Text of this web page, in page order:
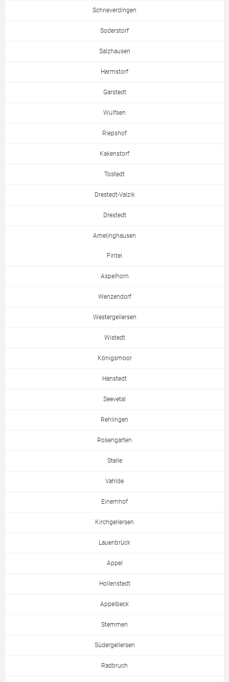
Schneverdingen
Soderstorf
Salzhausen
Harmstorf
Garstedt
Wulfsen
Riepshof
Kakenstorf
Tostedt
Drestedt-Valzik
Drestedt
Amelinghausen
Fintel
Aspelhorn
Wenzendorf
Westergellersen
Wistedt
Königsmoor
Hanstedt
Seevetal
Rehlingen
Rosengarten
Stelle
Vahlde
Einemhof
Kirchgellersen
Lauenbrück
Appel
Hollenstedt
Appelbeck
Stemmen
Südergellersen
Radbruch